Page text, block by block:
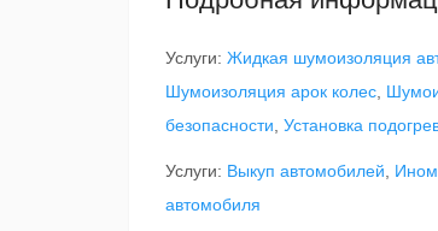
Услуги: Жидкая шумоизоляция
Шумоизоляция арок колес
безопасности Установка
Услуги: Выкуп автомобилей
автомобиля